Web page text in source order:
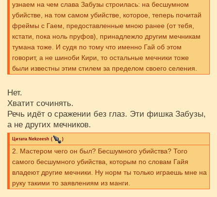
узнаем на чем слава Забузы строилась: на бесшумном
убийстве, на том самом убийстве, которое, теперь почитай
фреймы с Гаем, предоставленные мною ранее (от тебя,
кстати, пока ноль пруфов), принадлежло другим мечникам
тумана тоже. И судя по тому что именно Гай об этом
говорит, а не шиноби Кири, то остальные мечники тоже
были известны этим стилем за пределом своего селения.
Нет.
Хватит сочинять.
Речь идёт о сражении без глаз. Эти фишка Забузы,
а не других мечников.
Цитата Nekzeesh ( )
2. Мастером чего он был? Бесшумного убийства? Того
самого бесшумного убийства, которым по словам Гайя
владеют другие мечники. Ну норм ты только играешь мне на
руку такими то заявлениям из манги.